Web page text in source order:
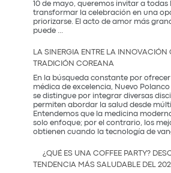
10 de mayo, queremos invitar a todas
transformar la celebración en una
priorizarse. El acto de amor más
puede ...
que
Realmente
Necesita:
Salud
y
Prevención
LA SINERGIA ENTRE LA INNOVACIÓN
TRADICIÓN COREANA
En la búsqueda constante por
médica de excelencia, Nuevo
se distingue por integrar diversas
permiten abordar la salud desde
Entendemos que la medicina
solo enfoque; por el contrario, los
obtienen cuando la tecnología de
¿QUÉ ES UNA COFFEE PARTY?
TENDENCIA MÁS SALUDABLE DEL